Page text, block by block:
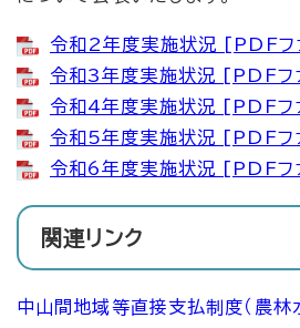
令和2年度実施状況 [PDF
令和3年度実施状況 [PDFフ
令和4年度実施状況 [PDFフ
令和5年度実施状況 [PDF
令和6年度実施状況 [PDFフ
関連リンク
中山間地域等直接支払制度（農林